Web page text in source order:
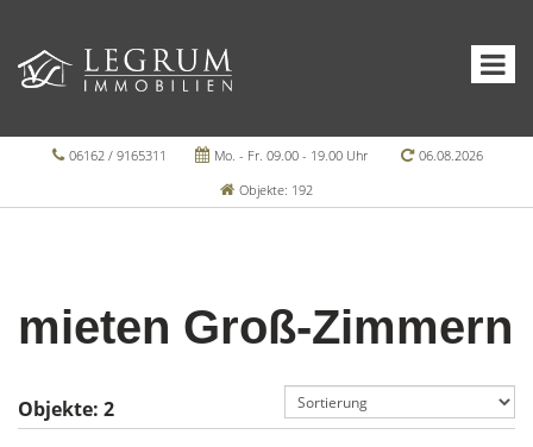
06162 / 9165311 Mo. - Fr. 09.00 - 19.00 Uhr
06.08.2026
Objekte: 192
mieten Groß-Zimmern
Objekte: 2